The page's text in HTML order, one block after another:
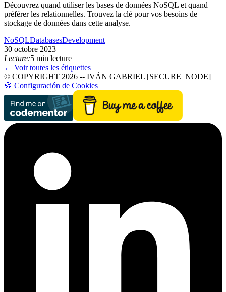
Découvrez quand utiliser les bases de données NoSQL et quand
préférer les relationnelles. Trouvez la clé pour vos besoins de
stockage de données dans cette analyse.
NoSQLDatabasesDevelopment
30 octobre 2023
Lecture:5 min lecture
← Voir toutes les étiquettes
© COPYRIGHT 2026 -- IVÁN GABRIEL [SECURE_NODE]
🍪 Configuración de Cookies